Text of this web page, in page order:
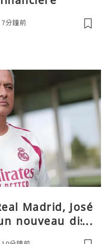
7分鐘前
Madrid, José
nouveau disp